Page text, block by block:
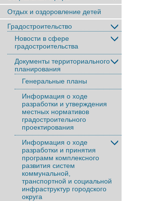
Отдых и оздоровление детей
Градостроительство
Новости в сфере
градостроительства
Документы территориального
планирования
Генеральные планы
Информация о ходе
разработки и утверждения
местных нормативов
градостроительного
проектирования
Информация о ходе
разработки и принятия
программ комплексного
развития систем
коммунальной,
транспортной и социальной
инфраструктур городского
округа